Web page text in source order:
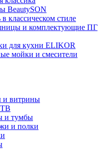
BeautySON
классическом стиле
и комплектующие ПГ
для кухни ELIKOR
мойки и смесители
и витрины
и тумбы
и полки